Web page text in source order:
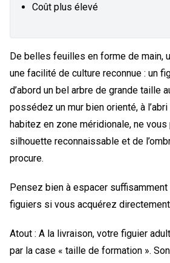
Coût plus élevé
De belles feuilles en forme de main,
une facilité de culture reconnue : un
d’abord un bel arbre de grande taille
possédez un mur bien orienté, à
habitez en zone méridionale, ne
silhouette reconnaissable et de
procure.
Pensez bien à espacer
figuiers si vous acquérez
Atout : A la livraison, votre figuier
par la case « taille de formation ».